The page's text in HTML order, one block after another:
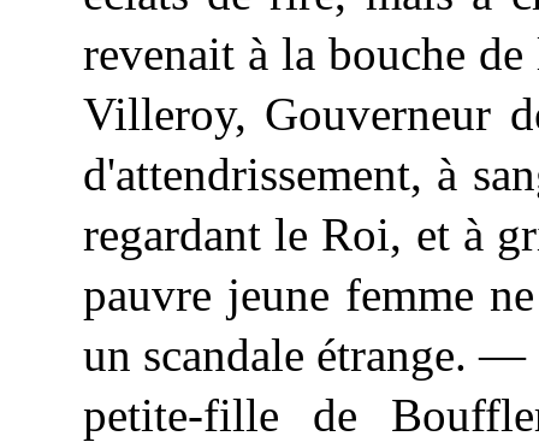
revenait à la bouche
Villeroy, Gouverneur
d'attendrissement, à
regardant le Roi, et à
pauvre jeune femme
un scandale étrange.
petite-fille de